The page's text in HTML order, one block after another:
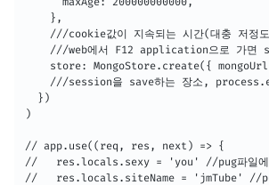
    },
///cookie값이 지속되는 시간(대충 저정
///web에서 F12 application으로 가면
store: MongoStore.create({
///session을 save하는 장소,
  })
)
// app.use((req, res, next) => {
//   res.locals.sexy = 'you' //pug파일에
//   res.locals.siteName = 'jmTube' //pug